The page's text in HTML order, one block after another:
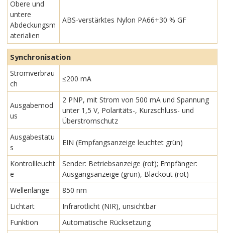
Obere und
untere
Abdeckungsm
aterialien
ABS-verstärktes Nylon PA66+30 % GF
Synchronisation
Stromverbrau
ch
≤200 mA
Ausgabemod
us
2 PNP, mit Strom von 500 mA und Spannung
unter 1,5 V, Polaritäts-, Kurzschluss- und
Überstromschutz
Ausgabestatu
s
EIN (Empfangsanzeige leuchtet grün)
Kontrollleucht
e
Sender: Betriebsanzeige (rot); Empfänger:
Ausgangsanzeige (grün), Blackout (rot)
Wellenlänge
850 nm
Lichtart
Infrarotlicht (NIR), unsichtbar
Funktion
Automatische Rücksetzung